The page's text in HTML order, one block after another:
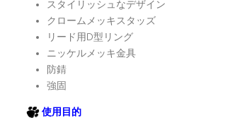
スタイリッシュなデザイン
クロームメッキスタッズ
リード用D型リング
ニッケルメッキ金具
防錆
強固
使用目的